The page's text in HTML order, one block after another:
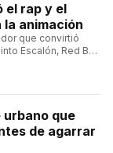
el rap y el
animación
que convirtió
Escalón, Red Bull
urbano que
de agarrar